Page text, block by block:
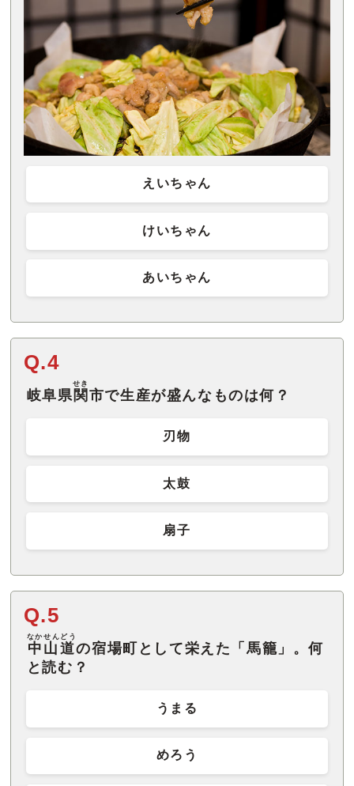
えいちゃん
けいちゃん
あいちゃん
Q.4
岐阜県関
せき
市で生産が盛んなものは何？
刃物
太鼓
扇子
Q.5
中山道
なかせんどう
の宿場町として栄えた「馬籠」。何
と読む？
うまる
めろう